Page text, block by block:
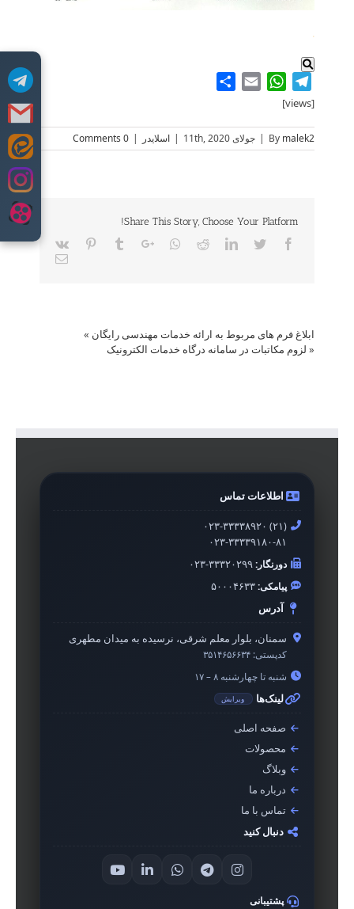
Skip
.
Telegram
WhatsApp
Email
[views]
By malek2
| جولای 11th, 2020 | اسلایدر |
0 Comments
Share This Story, Choose Your Platform!
Facebook
Twitter
LinkedIn
Reddit
Whatsapp
Google+
Tumblr
Pinterest
Vk
Email
ابلاغ فرم های مربوط به ارائه خدمات مهندسی رایگان »
« لزوم مکاتبات در سامانه درگاه خدمات الکترونیک
اطلاعات تماس
۰۲۳-۳۳۳۳۸۹۲۰ (۲۱)
۰۲۳-۳۳۳۳۹۱۸۰-۸۱
دورنگار:۰۲۳-۳۳۳۲۰۲۹۹
پیامکی:۵۰۰۰۴۶۳۳
آدرس
سمنان، بلوار معلم شرقی، نرسیده به میدان مطهری
کدپستی: ۳۵۱۴۶۵۶۶۳۴
شنبه تا چهارشنبه ۸ – ۱۷
لینک‌ها ویرایش
صفحه اصلی
محصولات
وبلاگ
درباره ما
تماس با ما
دنبال کنید
پشتیبانی